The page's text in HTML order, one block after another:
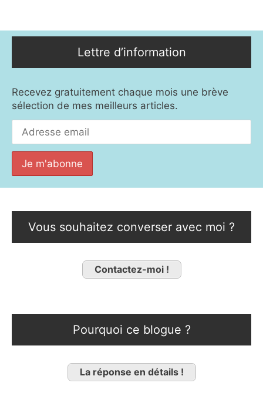
Lettre d’information
Recevez gratuitement chaque mois une brève
sélection de mes meilleurs articles.
Vous souhaitez converser avec moi ?
Contactez-moi !
Pourquoi ce blogue ?
La réponse en détails !